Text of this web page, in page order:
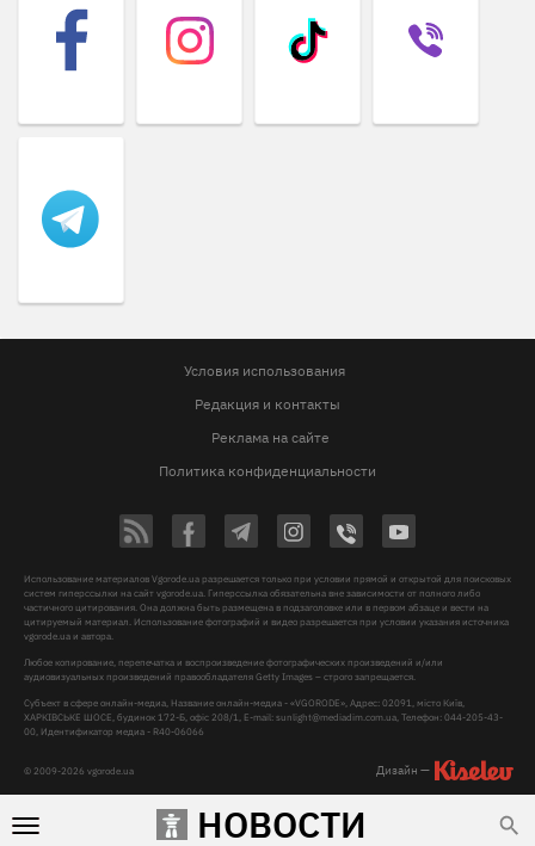
НОВОСТИ
Условия использования
Редакция и контакты
Реклама на сайте
Политика конфиденциальности
© 2009-2026 vgorode.ua
Использование материалов Vgorode.ua разрешается только при условии прямой и открытой для поисковых
систем гиперссылки на сайт vgorode.ua. Гиперссылка обязательна вне зависимости от полного либо
частичного цитирования. Она должна быть размещена в подзаголовке или в первом абзаце и вести на
цитируемый материал. Использование фотографий и видео разрешается при условии указания источника
vgorode.ua и автора.
Любое копирование, перепечатка и воспроизведение фотографических произведений и/или
аудиовизуальных произведений правообладателя Getty Images – строго запрещается.
Субъект в сфере онлайн-медиа, Название онлайн-медиа - «VGORODE», Адрес: 02091, місто Київ,
ХАРКІВСЬКЕ ШОСЕ, будинок 172-Б, офіс 208/1, E-mail:sunlight@mediadim.com.ua , Телефон: 044-205-43-
00, Идентификатор медиа - R40-06066
Дизайн —